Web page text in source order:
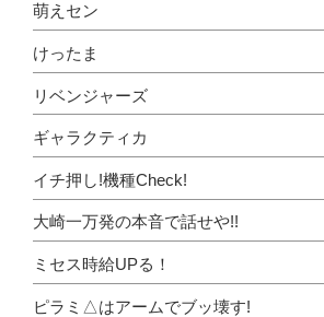
萌えセン
けったま
リベンジャーズ
ギャラクティカ
イチ押し!機種Check!
大崎一万発の本音で話せや!!
ミセス時給UPる！
ピラミ△はアームでブッ壊す!